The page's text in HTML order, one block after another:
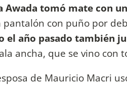
Awada tomó mate con
pantalón con puño por
el año pasado también
ancha, que se vino con
de Mauricio Macri